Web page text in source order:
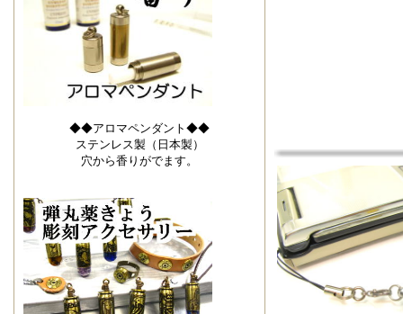
◆◆アロマペンダント◆◆
ステンレス製（日本製）
穴から香りがでます。